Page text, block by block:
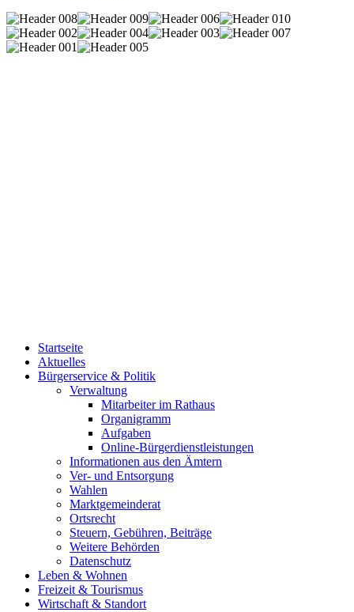
Startseite
Aktuelles
Bürgerservice & Politik
Verwaltung
Mitarbeiter im Rathaus
Organigramm
Aufgaben
Online-Bürgerdienstleistungen
Informationen aus den Ämtern
Ver- und Entsorgung
Wahlen
Marktgemeinderat
Ortsrecht
Steuern, Gebühren, Beiträge
Weitere Behörden
Datenschutz
Leben & Wohnen
Freizeit & Tourismus
Wirtschaft & Standort